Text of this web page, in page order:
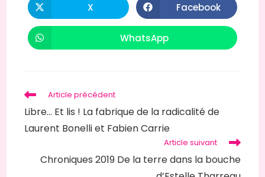
Ouvrir
dans
une
X Ouvrir
dans
une
Facebook
Ouvrir
dans
WhatsApp
Read
more
articles
Article précédent
Libre… Et lis ! La fabrique de la radicalité de
Laurent Bonelli et Fabien Carrie
Article suivant
Chroniques 2019 De la terre dans la bouche